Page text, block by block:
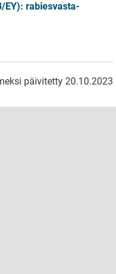
EY): rabiesvasta-
päivitetty 20.10.2023